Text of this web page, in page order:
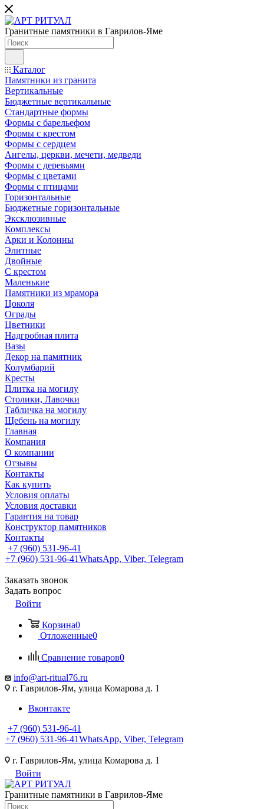
Гранитные памятники в Гаврилов-Яме
Каталог
Памятники из гранита
Вертикальные
Бюджетные вертикальные
Стандартные формы
Формы с барельефом
Формы с крестом
Формы с сердцем
Ангелы, церкви, мечети, медведи
Формы с деревьями
Формы с цветами
Формы с птицами
Горизонтальные
Бюджетные горизонтальные
Эксклюзивные
Комплексы
Арки и Колонны
Элитные
Двойные
С крестом
Маленькие
Памятники из мрамора
Цоколя
Ограды
Цветники
Надгробная плита
Вазы
Декор на памятник
Колумбарий
Кресты
Плитка на могилу
Столики, Лавочки
Табличка на могилу
Щебень на могилу
Главная
Компания
О компании
Отзывы
Контакты
Как купить
Условия оплаты
Условия доставки
Гарантия на товар
Конструктор памятников
Контакты
+7 (960) 531-96-41
+7 (960) 531-96-41WhatsApp, Viber, Telegram
Заказать звонок
Задать вопрос
Войти
Корзина0
Отложенные0
Сравнение товаров0
info@art-ritual76.ru
г. Гаврилов-Ям, улица Комарова д. 1
Вконтакте
+7 (960) 531-96-41
+7 (960) 531-96-41WhatsApp, Viber, Telegram
г. Гаврилов-Ям, улица Комарова д. 1
Войти
Гранитные памятники в Гаврилов-Яме